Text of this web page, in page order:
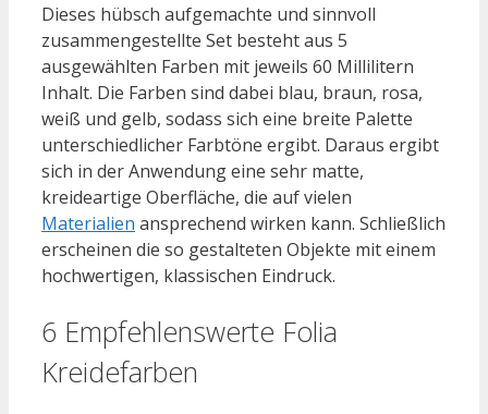
Dieses hübsch aufgemachte und sinnvoll
zusammengestellte Set besteht aus 5
ausgewählten Farben mit jeweils 60 Millilitern
Inhalt. Die Farben sind dabei blau, braun, rosa,
weiß und gelb, sodass sich eine breite Palette
unterschiedlicher Farbtöne ergibt. Daraus ergibt
sich in der Anwendung eine sehr matte,
kreideartige Oberfläche, die auf vielen
Materialien ansprechend wirken kann. Schließlich
erscheinen die so gestalteten Objekte mit einem
hochwertigen, klassischen Eindruck.
6 Empfehlenswerte Folia
Kreidefarben